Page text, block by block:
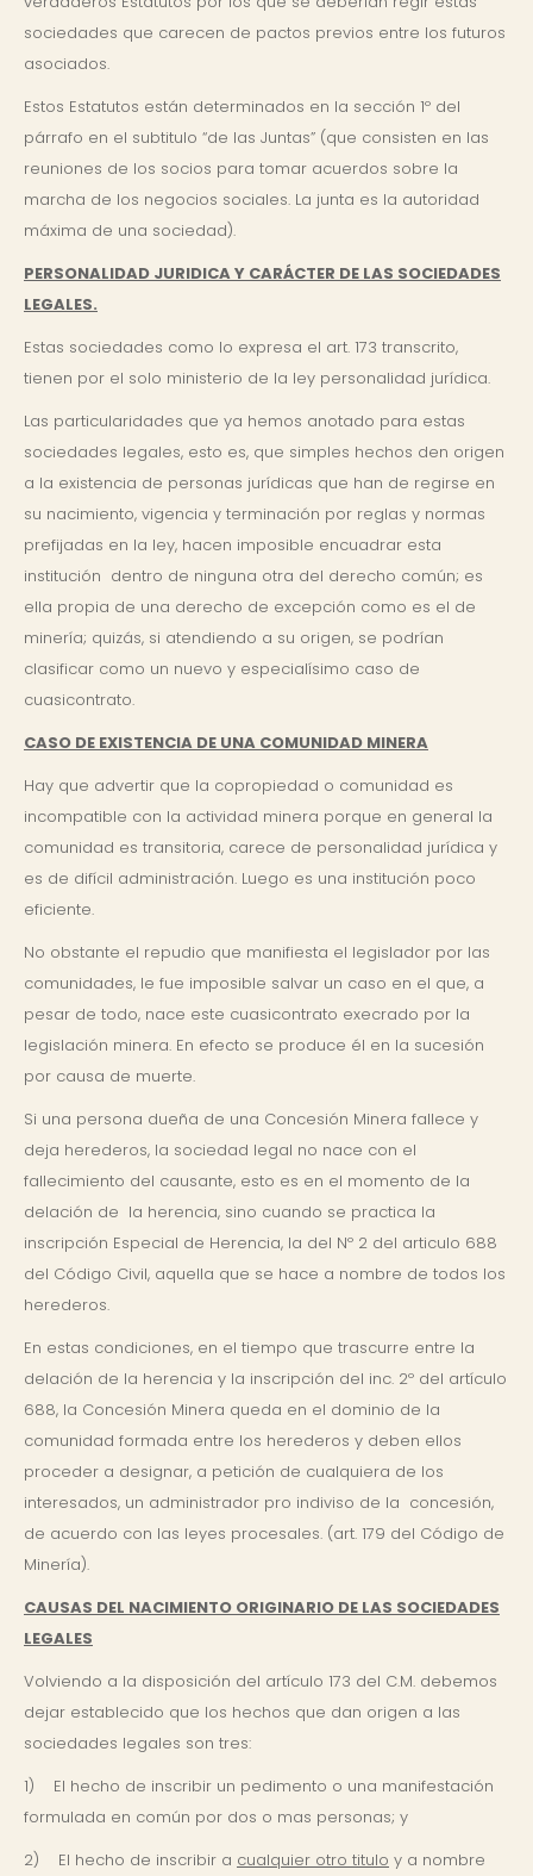
sociedades que carecen de pactos previos entre los futuros
asociados.
Estos Estatutos están determinados en la sección 1º del
párrafo en el subtitulo “de las Juntas” (que consisten en las
reuniones de los socios para tomar acuerdos sobre la
marcha de los negocios sociales. La junta es la autoridad
máxima de una sociedad).
PERSONALIDAD JURIDICA Y CARÁCTER DE LAS SOCIEDADES
LEGALES.
Estas sociedades como lo expresa el art. 173 transcrito,
tienen por el solo ministerio de la ley personalidad jurídica.
Las particularidades que ya hemos anotado para estas
sociedades legales, esto es, que simples hechos den origen
a la existencia de personas jurídicas que han de regirse en
su nacimiento, vigencia y terminación por reglas y normas
prefijadas en la ley, hacen imposible encuadrar esta
institución dentro de ninguna otra del derecho común; es
ella propia de una derecho de excepción como es el de
minería; quizás, si atendiendo a su origen, se podrían
clasificar como un nuevo y especialísimo caso de
cuasicontrato.
CASO DE EXISTENCIA DE UNA COMUNIDAD MINERA
Hay que advertir que la copropiedad o comunidad es
incompatible con la actividad minera porque en general la
comunidad es transitoria, carece de personalidad jurídica y
es de difícil administración. Luego es una institución poco
eficiente.
No obstante el repudio que manifiesta el legislador por las
comunidades, le fue imposible salvar un caso en el que, a
pesar de todo, nace este cuasicontrato execrado por la
legislación minera. En efecto se produce él en la sucesión
por causa de muerte.
Si una persona dueña de una Concesión Minera fallece y
deja herederos, la sociedad legal no nace con el
fallecimiento del causante, esto es en el momento de la
delación de la herencia, sino cuando se practica la
inscripción Especial de Herencia, la del Nº 2 del articulo 688
del Código Civil, aquella que se hace a nombre de todos los
herederos.
En estas condiciones, en el tiempo que trascurre entre la
delación de la herencia y la inscripción del inc. 2º del artículo
688, la Concesión Minera queda en el dominio de la
comunidad formada entre los herederos y deben ellos
proceder a designar, a petición de cualquiera de los
interesados, un administrador pro indiviso de la concesión,
de acuerdo con las leyes procesales. (art. 179 del Código de
Minería).
CAUSAS DEL NACIMIENTO ORIGINARIO DE LAS SOCIEDADES
LEGALES
Volviendo a la disposición del artículo 173 del C.M. debemos
dejar establecido que los hechos que dan origen a las
sociedades legales son tres:
1) El hecho de inscribir un pedimento o una manifestación
formulada en común por dos o mas personas; y
2) El hecho de inscribir a cualquier otro titulo y a nombre